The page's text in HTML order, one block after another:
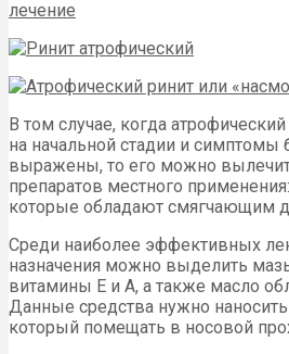
В том случае, когда
на начальной стадии и симптомы
выражены, то его можно
препаратов местного
которые обладают смягчающим
Среди наиболее эффективных
назначения можно выделить
витамины Е и А, а также масло
Данные средства нужно
который помещать в носовой